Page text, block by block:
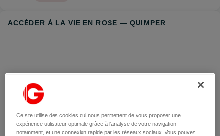
ACCÉDER À LA VIE EN ROSE — QUIMPER
Ce site utilise des cookies qui nous permettent de vous proposer une
expérience utilisateur optimale grâce à l’analyse de votre navigation
notamment, et une connexion rapide par les réseaux sociaux. Vous pouvez